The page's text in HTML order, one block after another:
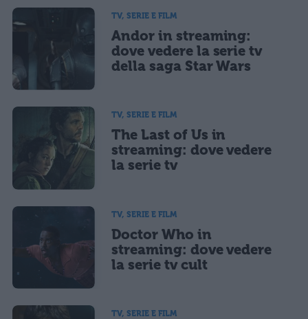
TV, SERIE E FILM
Andor in streaming:
dove vedere la serie tv
della saga Star Wars
TV, SERIE E FILM
The Last of Us in
streaming: dove vedere
la serie tv
TV, SERIE E FILM
Doctor Who in
streaming: dove vedere
la serie tv cult
TV, SERIE E FILM